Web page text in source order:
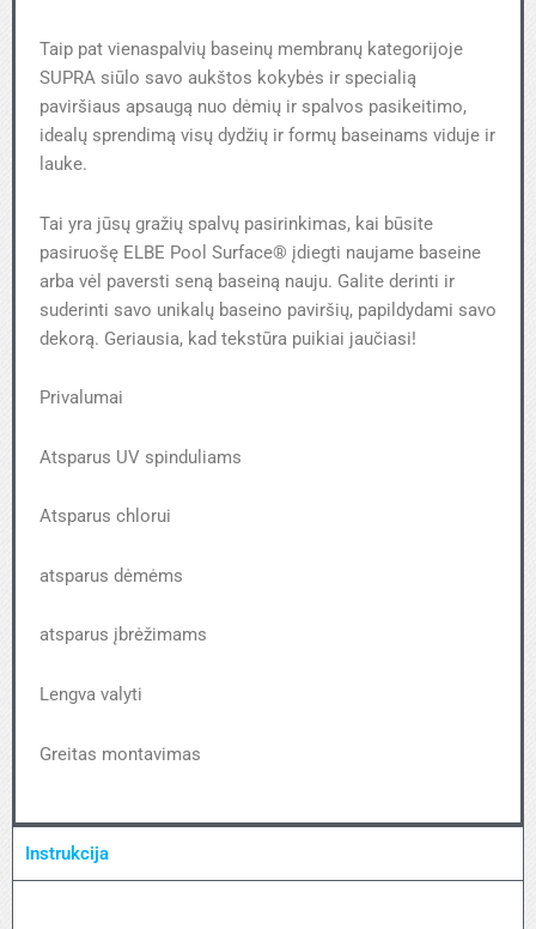
Taip pat vienaspalvių baseinų membranų kategorijoje
SUPRA siūlo savo aukštos kokybės ir specialią
paviršiaus apsaugą nuo dėmių ir spalvos pasikeitimo,
idealų sprendimą visų dydžių ir formų baseinams viduje ir
lauke.
Tai yra jūsų gražių spalvų pasirinkimas, kai būsite
pasiruošę ELBE Pool Surface® įdiegti naujame baseine
arba vėl paversti seną baseiną nauju. Galite derinti ir
suderinti savo unikalų baseino paviršių, papildydami savo
dekorą. Geriausia, kad tekstūra puikiai jaučiasi!
Privalumai
Atsparus UV spinduliams
Atsparus chlorui
atsparus dėmėms
atsparus įbrėžimams
Lengva valyti
Greitas montavimas
Instrukcija